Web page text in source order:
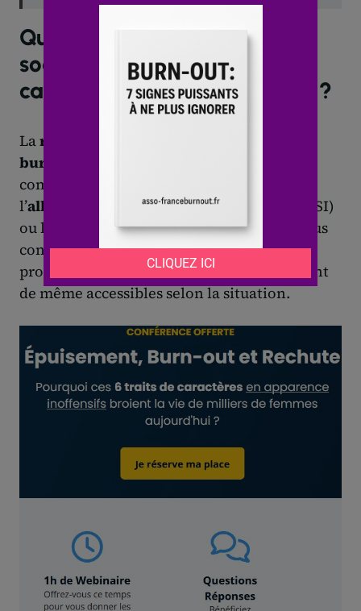
Quels sont les droits et aides
sociales complémentaires en
cas d’invalidité pour burnout ?
Lareconnaissance
burnout
complémentaires. Ces
l’allocation
supplémentaire d’invalidité (ASI)
ou l’allocation adulte handicapé (AAH), sous
conditions de ressources. Laréinsertion
professionnelle et lesoutien
à domicile sont
de même accessibles selon la situation.